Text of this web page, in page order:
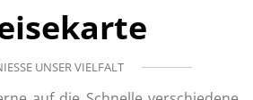
UNSER VIELFALT